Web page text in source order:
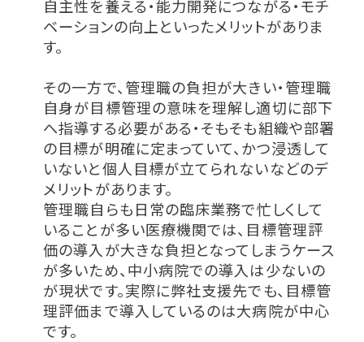
自主性を養える・能力開発につながる・モチ
ベーションの向上といったメリットがありま
す。
その一方で、管理職の負担が大きい・管理職
自身が目標管理の意味を理解し適切に部下
へ指導する必要がある・そもそも組織や部署
の目標が明確に定まっていて、かつ浸透して
いないと個人目標が立てられないなどのデ
メリットがあります。
管理職自らも日常の臨床業務で忙しくして
いることが多い医療機関では、目標管理評
価の導入が大きな負担となってしまうケース
が多いため、中小病院での導入は少ないの
が現状です。実際に弊社支援先でも、目標管
理評価まで導入しているのは大病院が中心
です。